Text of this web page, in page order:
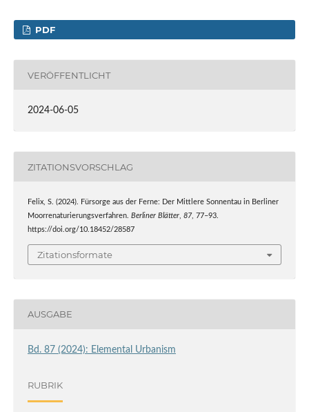
PDF
VERÖFFENTLICHT
2024-06-05
ZITATIONSVORSCHLAG
Felix, S. (2024). Fürsorge aus der Ferne: Der Mittlere Sonnentau in Berliner
Moorrenaturierungsverfahren. Berliner Blätter, 87, 77–93.
https://doi.org/10.18452/28587
Zitationsformate
AUSGABE
Bd. 87 (2024): Elemental Urbanism
RUBRIK